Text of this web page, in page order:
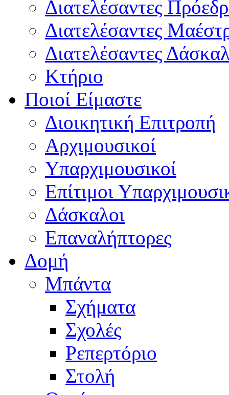
Διατελέσαντες
Διατελέσαντες
Διατελέσαντες
Κτήριο
Ποιοί Είμαστε
Διοικητική Επιτροπή
Aρχιμουσικοί
Υπαρχιμουσικοί
Επίτιμοι
Δάσκαλοι
Επαναλήπτορες
Δομή
Μπάντα
Σχήματα
Σχολές
Ρεπερτόριο
Στολή